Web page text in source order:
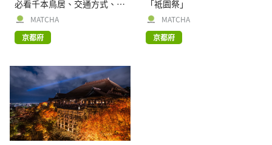
必看千本鳥居、交通方式、周
邊逛街景點
MATCHA
京都府
「祗園祭」
MATCHA
京都府